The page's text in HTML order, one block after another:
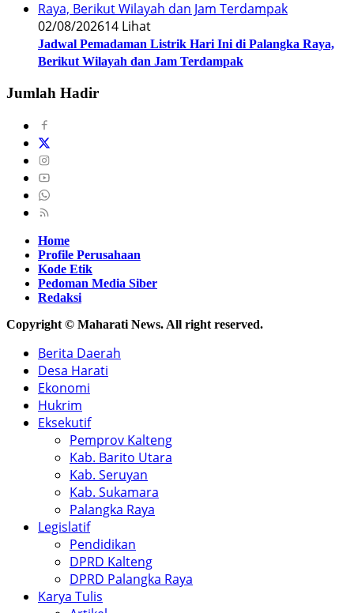
02/08/202614 Lihat
Jadwal Pemadaman Listrik Hari Ini di Palangka Raya,
Berikut Wilayah dan Jam Terdampak
Jumlah Hadir
Home
Profile Perusahaan
Kode Etik
Pedoman Media Siber
Redaksi
Copyright © Maharati News. All right reserved.
Berita Daerah
Desa Harati
Ekonomi
Hukrim
Eksekutif
Pemprov Kalteng
Kab. Barito Utara
Kab. Seruyan
Kab. Sukamara
Palangka Raya
Legislatif
Pendidikan
DPRD Kalteng
DPRD Palangka Raya
Karya Tulis